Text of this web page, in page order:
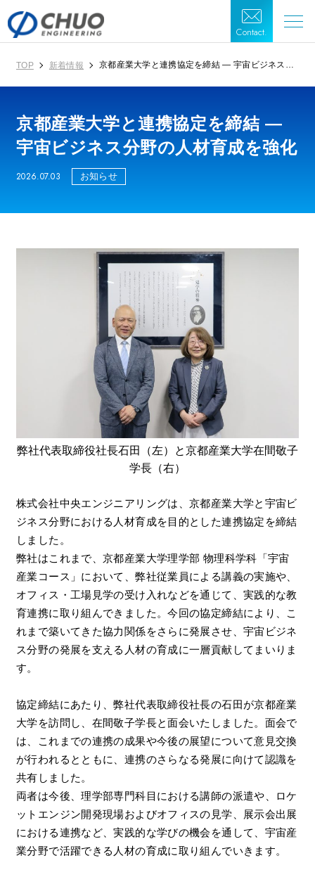
Contact.
TOP 新着情報
京都産業大学と連携協定を締結 ― 宇宙ビジネス分
京都産業大学と連携協定を締結 ―
宇宙ビジネス分野の人材育成を強化
2026.07.03 お知らせ
弊社代表取締役社長石田（左）と京都産業大学在間敬子
学長（右）
株式会社中央エンジニアリングは、京都産業大学と宇宙ビ
ジネス分野における人材育成を目的とした連携協定を締結
しました。
弊社はこれまで、京都産業大学理学部 物理科学科「宇宙
産業コース」において、弊社従業員による講義の実施や、
オフィス・工場見学の受け入れなどを通じて、実践的な教
育連携に取り組んできました。今回の協定締結により、こ
れまで築いてきた協力関係をさらに発展させ、宇宙ビジネ
ス分野の発展を支える人材の育成に一層貢献してまいりま
す。
協定締結にあたり、弊社代表取締役社長の石田が京都産業
大学を訪問し、在間敬子学長と面会いたしました。面会で
は、これまでの連携の成果や今後の展望について意見交換
が行われるとともに、連携のさらなる発展に向けて認識を
共有しました。
両者は今後、理学部専門科目における講師の派遣や、ロケ
ットエンジン開発現場およびオフィスの見学、展示会出展
における連携など、実践的な学びの機会を通して、宇宙産
業分野で活躍できる人材の育成に取り組んでいきます。